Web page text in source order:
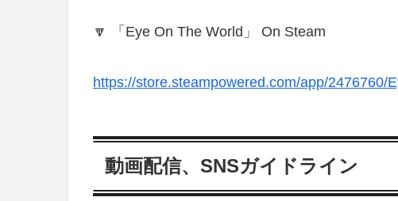
🔽 「Eye On The World」 On Steam
https://store.steampowered.com/app/2476760/
動画配信、SNSガイドライン